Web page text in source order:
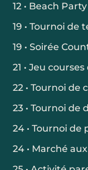
12 • Beach Party
19 • Tournoi de
19 • Soirée
21 • Jeu
22 • Tournoi de
23 • Tournoi de
24 • Tournoi de
24 • Marché